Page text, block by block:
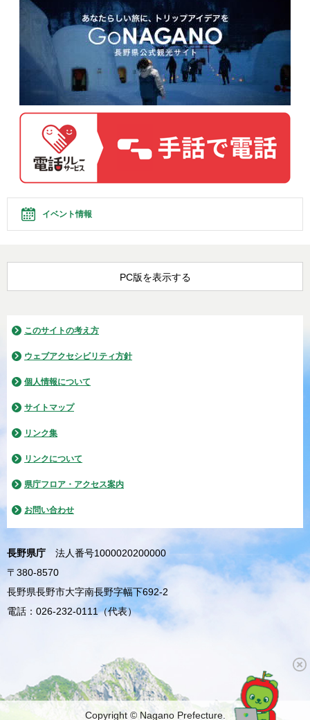
イベント情報
PC版を表示する
このサイトの考え方
ウェブアクセシビリティ方針
個人情報について
サイトマップ
リンク集
リンクについて
県庁フロア・アクセス案内
お問い合わせ
長野県庁
法人番号1000020200000
〒380-8570
長野県長野市大字南長野字幅下692-2
電話：026-232-0111（代表）
Copyright © Nagano Prefecture.